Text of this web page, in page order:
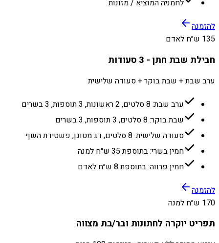
לחמניה המוציא / מזונות
להזמנה
135 ש״ח לאדם
חבילת שבת חתן - 3 סעודות
ערב שבת + שבת בוקר + סעודה שלישית
ערב שבת: 8 סלטים, 2 ראשונות, 3 תוספות, 3 בשרים
שבת בוקר: 8 סלטים, 3 תוספות, 3 בשרים
סעודה שלישית: 8 סלטים, דג מטוגן, פשטידת השף
חמין בשרי: בתוספת 35 ש״ח למנה
חמין פרווה: בתוספת 8 ש״ח לאדם
להזמנה
170 ש״ח למנה
תפריט יוקרה לחתונות ובר/בת מצווה